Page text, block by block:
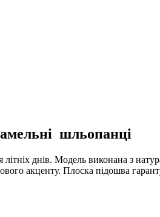
шльопанці
днів. Модель виконана з
акценту. Плоска підошва